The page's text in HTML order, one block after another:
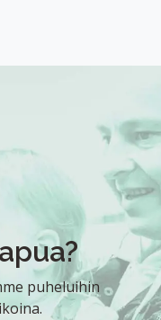
puheluihin